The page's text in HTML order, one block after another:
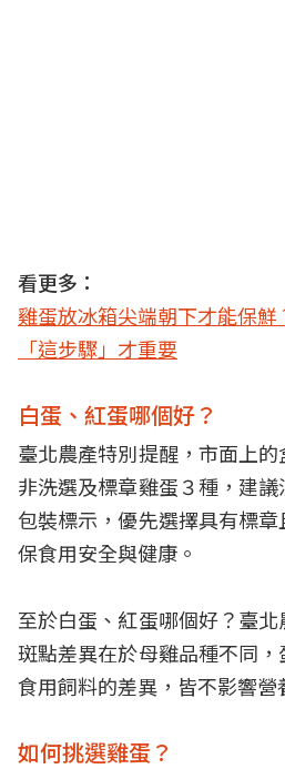
看更多：
雞蛋放冰箱尖端朝下才能保
「這步驟」才重要
白蛋、紅蛋哪個好？
臺北農產特別提醒，市面上的
非洗選及標章雞蛋３種，建
包裝標示，優先選擇具有標
保食用安全與健康。
至於白蛋、紅蛋哪個好？臺
斑點差異在於母雞品種不同
食用飼料的差異，皆不影響營
如何挑選雞蛋？